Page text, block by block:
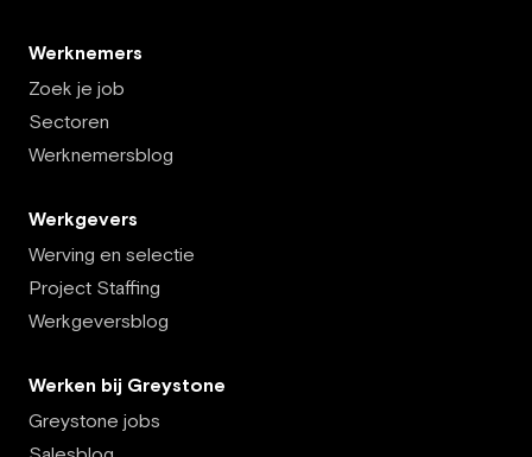
Werknemers
Zoek je job
Sectoren
Werknemersblog
Werkgevers
Werving en selectie
Project Staffing
Werkgeversblog
Werken bij Greystone
Greystone jobs